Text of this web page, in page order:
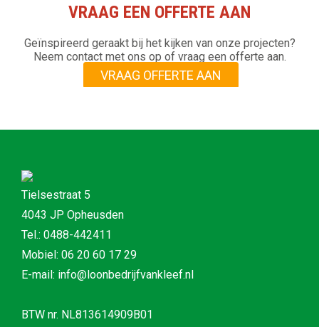
VRAAG EEN OFFERTE AAN
Geïnspireerd geraakt bij het kijken van onze projecten?
Neem contact met ons op of vraag een offerte aan.
VRAAG OFFERTE AAN
Tielsestraat 5
4043 JP Opheusden
Tel.: 0488-442411
Mobiel: 06 20 60 17 29
E-mail: info@loonbedrijfvankleef.nl
BTW nr. NL813614909B01